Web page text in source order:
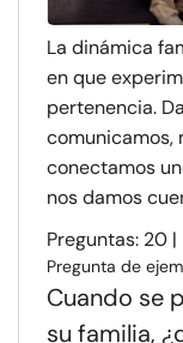
La dinámica
en que
pertenencia.
comunicamos,
conectamos
nos damos
Preguntas: 20
Pregunta de
Cuando se
su familia,